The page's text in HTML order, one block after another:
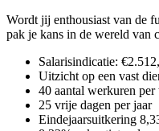
Wordt jij enthousiast van de
pak je kans in de wereld van
Salarisindicatie:
Uitzicht op een vast
40 aantal werkuren per
25 vrije dagen per jaar
Eindejaarsuitkering